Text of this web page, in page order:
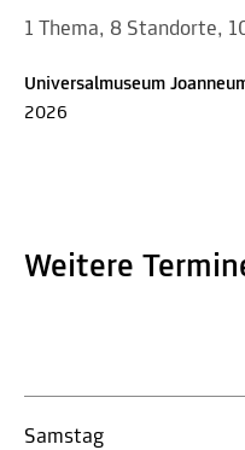
1 Thema, 8 Standorte,
Universalmuseum
2026
Weitere
Samstag